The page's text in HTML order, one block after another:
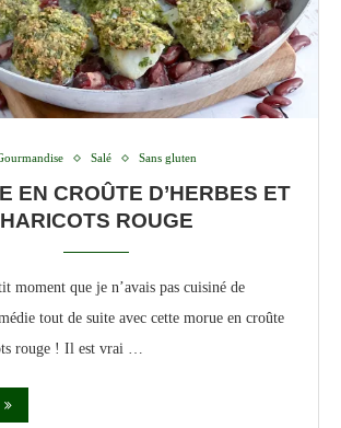
Salé Sans gluten
EN CROÛTE D’HERBES ET
HARICOTS ROUGE
moment que je n’avais pas cuisiné de
tout de suite avec cette morue en croûte
rouge ! Il est vrai …